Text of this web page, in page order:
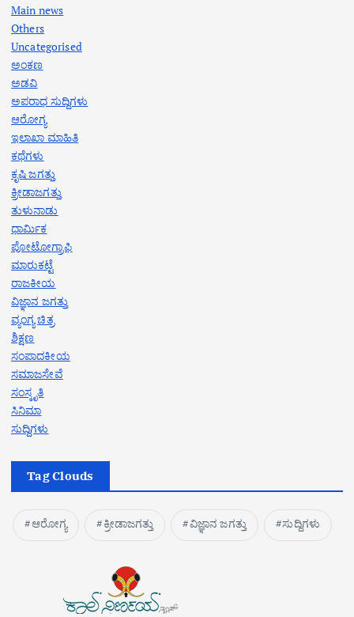
Main news
Others
Uncategorised
ಅಂಕಣ
ಅಡವಿ
ಅಪರಾಧ ಸುದ್ದಿಗಳು
ಆರೋಗ್ಯ
ಇಲಾಖಾ ಮಾಹಿತಿ
ಕಥೆಗಳು
ಕೃಷಿ ಜಗತ್ತು
ಕ್ರೀಡಾಜಗತ್ತು
ತುಳುನಾಡು
ಧಾರ್ಮಿಕ
ಪೋಟೋಗ್ರಾಫಿ
ಮಾರುಕಟ್ಟೆ
ರಾಜಕೀಯ
ವಿಜ್ಞಾನ ಜಗತ್ತು
ವ್ಯಂಗ್ಯ ಚಿತ್ರ
ಶಿಕ್ಷಣ
ಸಂಪಾದಕೀಯ
ಸಮಾಜಸೇವೆ
ಸಂಸ್ಕೃತಿ
ಸಿನಿಮಾ
ಸುದ್ದಿಗಳು
Tag Clouds
ಆರೋಗ್ಯ ಕ್ರೀಡಾಜಗತ್ತು ವಿಜ್ಞಾನ ಜಗತ್ತು ಸುದ್ದಿಗಳು